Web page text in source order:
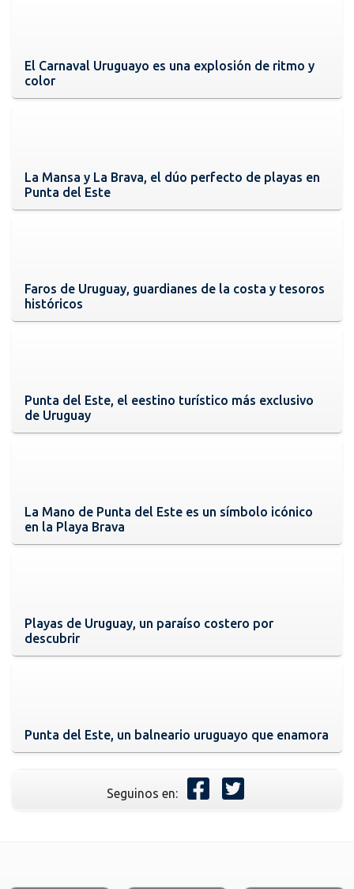
El Carnaval Uruguayo es una explosión de ritmo y
color
La Mansa y La Brava, el dúo perfecto de playas en
Punta del Este
Faros de Uruguay, guardianes de la costa y tesoros
históricos
Punta del Este, el eestino turístico más exclusivo
de Uruguay
La Mano de Punta del Este es un símbolo icónico
en la Playa Brava
Playas de Uruguay, un paraíso costero por
descubrir
Punta del Este, un balneario uruguayo que enamora
Seguinos en: